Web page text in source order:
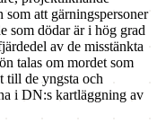
att gärningspersoner
som dödar är i hög grad
av de misstänkta
talas om mordet som
till de yngsta och
i DN:s kartläggning av